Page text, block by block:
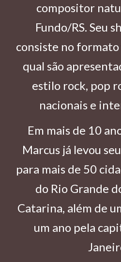
compositor
Fundo/RS. Seu
consiste no
qual são
estilo rock, pop
nacionais e
Em mais de 10
Marcus já levou
para mais de 50
do Rio Grande
Catarina, além de
um ano pela